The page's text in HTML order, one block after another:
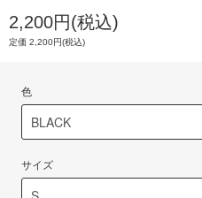
2,200円(税込)
定価 2,200円(税込)
色
サイズ